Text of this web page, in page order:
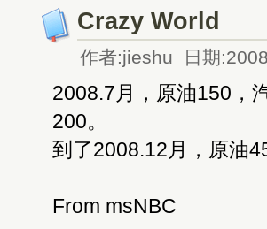
Crazy World
作者:jieshu 日期
2008.7月，原油150，
200。
到了2008.12月，原油
From msNBC